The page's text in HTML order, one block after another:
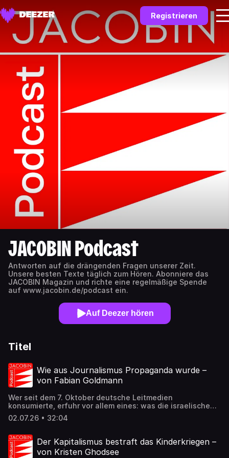
Registrieren
JACOBIN Podcast
Antworten auf die drängenden Fragen unserer Zeit.
Unsere besten Texte täglich zum Hören. Abonniere das
JACOBIN Magazin und richte eine regelmäßige Spende
auf www.jacobin.de/podcast ein.
Auf Deezer hören
Titel
Wie aus Journalismus Propaganda wurde –
von Fabian Goldmann
Wer seit dem 7. Oktober deutsche Leitmedien
konsumierte, erfuhr vor allem eines: was die israelische
Armee behauptet. Eine Analyse von über 10.000 Beiträgen
rekonstruiert, wie deutscher Nahost-Journalismus
2026: https://jacobin.de/artikel/journalismus-gaza-
palaestina-israel-deutsche-medien Seit 2011
veröffentlicht JACOBIN täglich Kommentare und Analysen
02.07.26 • 32:04
Der Kapitalismus bestraft das Kinderkriegen –
von Kristen Ghodsee